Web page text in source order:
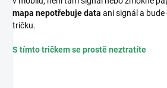
mapa nepotřebuje data ani signál a
tričku.
S tímto tričkem se prostě neztratíte